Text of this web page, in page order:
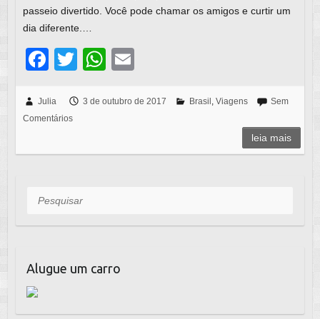
passeio divertido. Você pode chamar os amigos e curtir um
dia diferente.…
F
c
e
b
o
k
T
tt
W
at
A
ail
Julia 3 de outubro de 2017 Brasil Viagens
Sem
Comentários
leia mais
Pesquisar
Alugue um carro